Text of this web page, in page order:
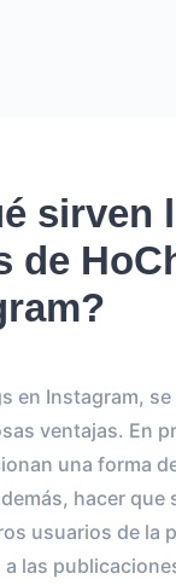
sirven
de
en Instagram, se
ventajas. En
una forma
hacer que
usuarios de la
las